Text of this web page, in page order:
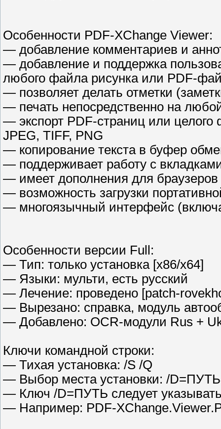
Особенности PDF-XChange Viewer:
— добавление комментариев и
— добавление и поддержка
любого файла рисунка или PDF-
— позволяет делать отметки
— печать непосредственно на
— экспорт PDF-страниц или
JPEG, TIFF, PNG
— копирование текста в буфер
— поддерживает работу с
— имеет дополнения для
— возможность загрузки
— многоязычный интерфейс
Особенности версии Full:
— Тип: только установка [x86/x64]
— Языки: мульти, есть русский
— Лечение: проведено [patch-
— Вырезано: справка, модуль
— Добавлено: OCR-модули Rus +
Ключи командной строки:
— Тихая установка: /S /Q
— Выбор места установки: /D=ПУТЬ
— Ключ /D=ПУТЬ следует
— Например: PDF-